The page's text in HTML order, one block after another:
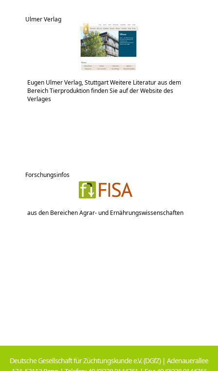
Ulmer Verlag
Eugen Ulmer Verlag, Stuttgart Weitere Literatur aus dem
Bereich Tierproduktion finden Sie auf der Website des
Verlages
Forschungsinfos
aus den Bereichen Agrar- und Ernährungswissenschaften
Deutsche Gesellschaft für Züchtungskunde e.V. (DGfZ) | Adenauerallee